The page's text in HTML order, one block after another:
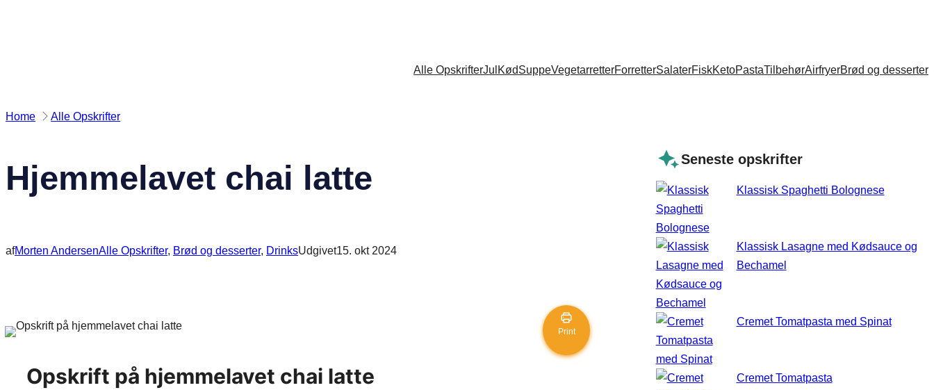
Alle OpskrifterJul KødSuppeVegetarretterForretterSalaterFiskKetoPastaTilbehørAirfryerBrød og desserter
Home Alle Opskrifter
Hjemmelavet chai latte
afMorten AndersenAlle Opskrifter, Brød og desserter, DrinksUdgivet15. okt 2024
Print
Opskrift på hjemmelavet chai latte
Seneste opskrifter
Klassisk Spaghetti Bolognese
Klassisk Lasagne med Kødsauce og
Bechamel
Cremet Tomatpasta med Spinat
Cremet Tomatpasta